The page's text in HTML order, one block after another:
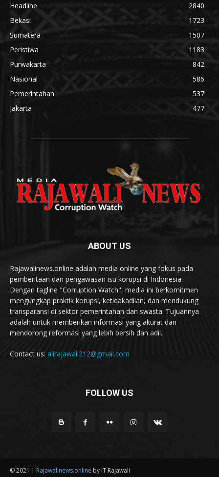
Headline
2840
Bekasi
1723
Sumatera
1507
Peristiwa
1183
Purwakarta
842
Nasional
586
Pemerintahan
537
Jakarta
477
ABOUT US
Rajawalinews.online adalah media online yang fokus pada
pemberitaan dan pengawasan isu korupsi di Indonesia.
Dengan tagline "Corruption Watch", media ini berkomitmen
mengungkap praktik korupsi, ketidakadilan, dan mendukung
transparansi di sektor pemerintahan dan swasta. Tujuannya
adalah untuk memberikan informasi yang akurat dan
mendorong reformasi yang lebih bersih dan adil.
Contact us: alirajawali212@gmail.com
FOLLOW US
© 2021 | Rajawalinews.online by IT Rajawali